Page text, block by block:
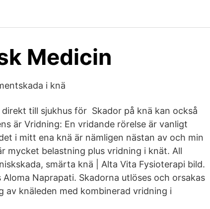
Medicin
i knä
till sjukhus för Skador på knä kan också
är Vridning: En vridande rörelse är vanligt
i mitt ena knä är nämligen nästan av och min
mycket belastning plus vridning i knät. All
smärta knä | Alta Vita Fysioterapi bild.
Naprapati. Skadorna utlöses och orsakas
knäleden med kombinerad vridning i